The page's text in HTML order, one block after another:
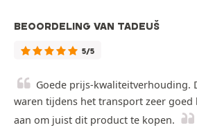
BEOORDELING VAN TADEUŠ
5/5
Goede prijs-kwaliteitverhouding.
waren tijdens het transport zeer goed
aan om juist dit product te kopen.